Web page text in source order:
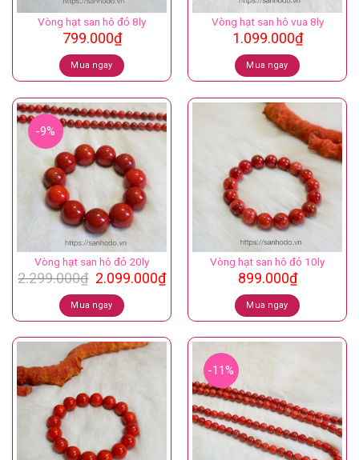
Vòng hạt san hô đỏ 8ly
799.000₫
Mua ngay
Vòng hạt san hô vua 8ly
1.099.000₫
Mua ngay
-9%
Vòng hạt san hô đỏ 20ly
2.299.000₫ Giá
gốc
là:
2.299.000₫.
2.099.000₫Giá
là:
2.099.000₫.
Mua ngay
Vòng hạt san hô đỏ 10ly
899.000₫
Mua ngay
-11%